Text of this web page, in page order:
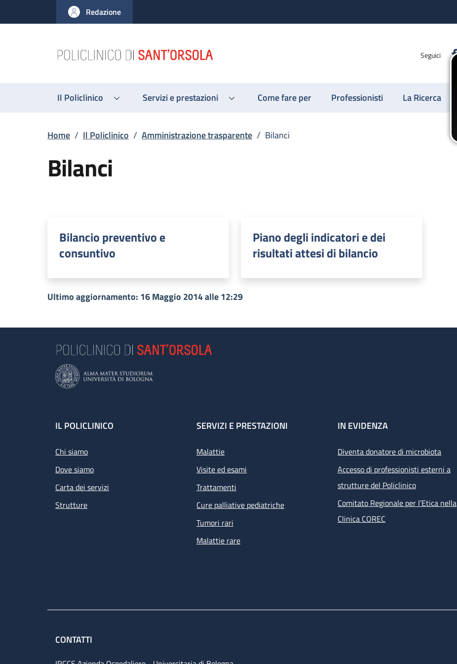
al contenuto principale
to footer content
Redazione
Seguici
Il Policlinico Servizi e prestazioni Come fare per Professionisti La Ricerca
Briciole di pane
Home / Il Policlinico / Amministrazione trasparente / Bilanci
Bilanci
Bilancio preventivo e
consuntivo
Piano degli indicatori e dei
risultati attesi di bilancio
Ultimo aggiornamento: 16 Maggio 2014 alle 12:29
Footer
IL POLICLINICO
Chi siamo
Dove siamo
Carta dei servizi
Strutture
SERVIZI E PRESTAZIONI
Malattie
Visite ed esami
Trattamenti
Cure palliative pediatriche
Tumori rari
Malattie rare
IN EVIDENZA
Diventa donatore di microbiota
Accesso di professionisti esterni a
strutture del Policlinico
Comitato Regionale per l’Etica nella
Clinica COREC
CONTATTI